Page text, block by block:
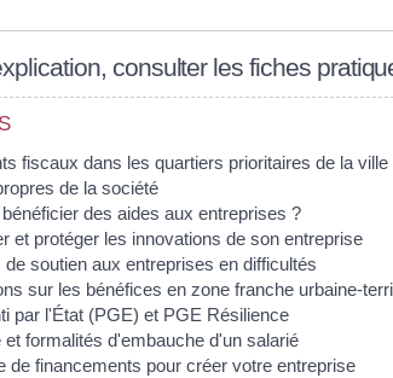
consulter les fiches
fiscaux dans les quartiers prioritaires de la ville
de la société
des aides aux entreprises ?
et protéger les innovations de son entreprise
de soutien aux entreprises en difficultés
sur les bénéfices en zone franche urbaine-
par l'État (PGE) et PGE Résilience
et formalités d'embauche d'un salarié
de financements pour créer votre entreprise